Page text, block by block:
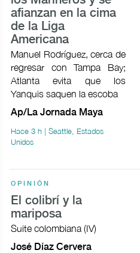
afianzan en la cima
de la Liga
Americana
Manuel Rodríguez, cerca de
regresar con Tampa Bay;
Atlanta evita que los
Yanquis saquen la escoba
Ap/La Jornada Maya
Hace 3 h | Seattle, Estados
Unidos
OPINIÓN
El colibrí y la
mariposa
Suite colombiana (IV)
José Díaz Cervera